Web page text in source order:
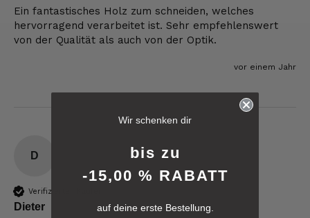
Ein fantastisches Holz zum schneiden, welches
hervorragend verarbeitet ist. Sehr empfehlenswert
von der Qualität als auch von der Optik.
vor einem Jahr
D
Verifizierter Käufer
Dieter
rating 6.243
reviews-io
Wir schenken dir
bis zu
-15,00 % RABATT
auf deine erste Bestellung.